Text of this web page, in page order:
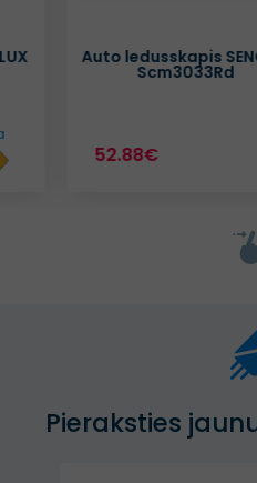
Auto ledusskapis SENCOR
Scm3033Rd
Pieraksties